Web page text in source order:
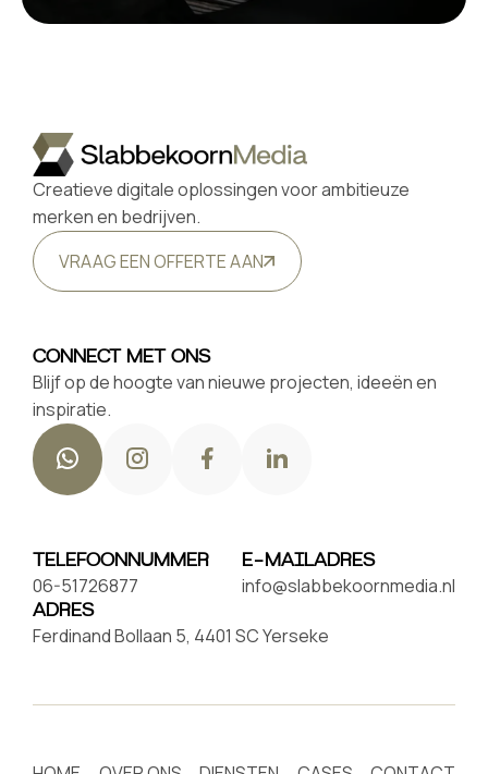
Creatieve digitale oplossingen voor ambitieuze
merken en bedrijven.
VRAAG EEN OFFERTE AAN
CONNECT MET ONS
Blijf op de hoogte van nieuwe projecten, ideeën en
inspiratie.
TELEFOONNUMMER
06-51726877
E-MAILADRES
info@slabbekoornmedia.nl
ADRES
Ferdinand Bollaan 5, 4401 SC Yerseke